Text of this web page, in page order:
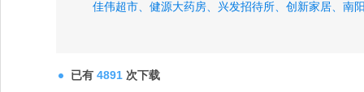
佳伟超市、 健源大药房、 兴发招待所、 创新家居、 南
已有 4891 次下载